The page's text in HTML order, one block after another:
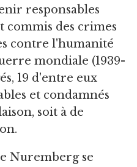
responsables
commis des crimes
contre l'humanité
mondiale (1939-
19 d'entre eux
et condamnés
soit à de
Nuremberg se